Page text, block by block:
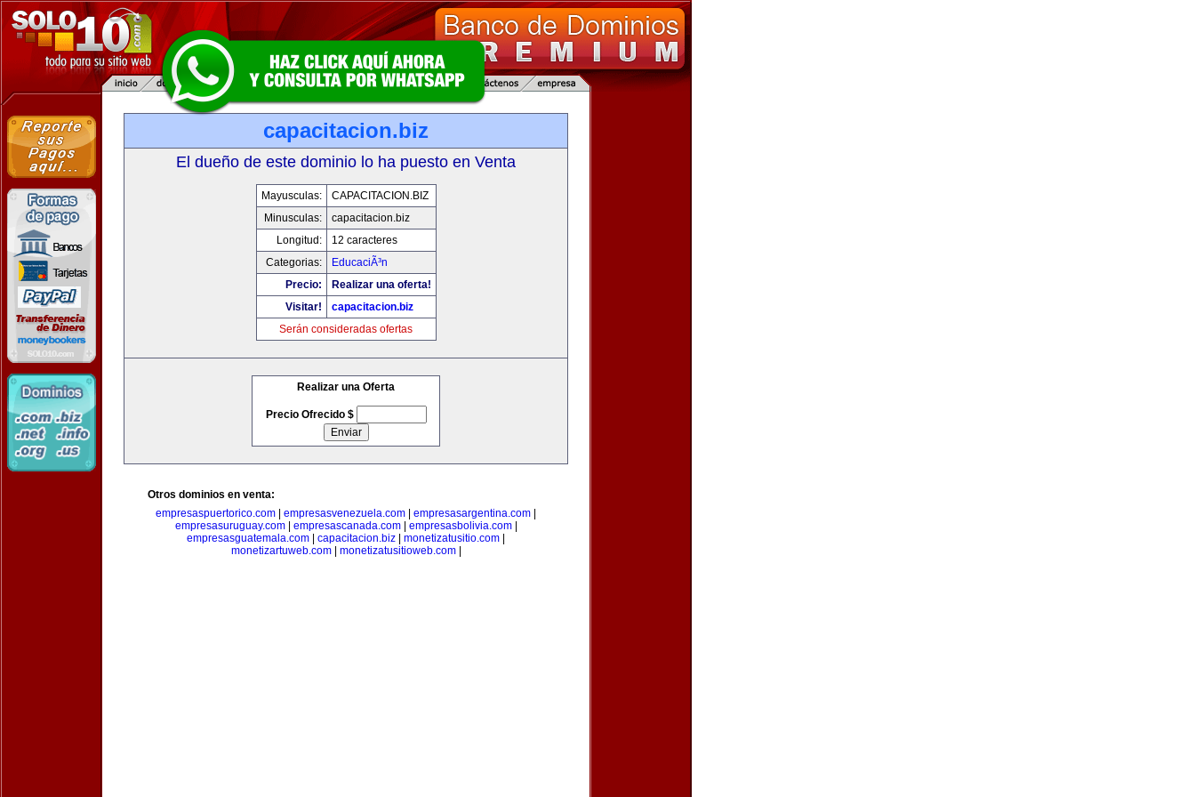
capacitacion.biz
El dueño de este dominio lo ha puesto en Venta
Mayusculas:
CAPACITACION.BIZ
Minusculas:
capacitacion.biz
Longitud:
12 caracteres
Categorias:
EducaciÃ³n
Precio:
Realizar una oferta!
Visitar!
capacitacion.biz
Serán consideradas ofertas
Realizar una Oferta
Precio Ofrecido $
Otros dominios en venta:
empresaspuertorico.com
empresasvenezuela.com empresasargentina.com
empresasuruguay.com| empresascanada.com| empresasbolivia.com|
empresasguatemala.com
capacitacion.biz monetizatusitio.com
monetizartuweb.com| monetizatusitioweb.com|